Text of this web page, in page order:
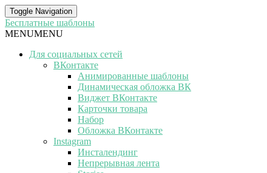
Toggle Navigation
Бесплатные шаблоны
MENUMENU
Для социальных сетей
ВКонтакте
Анимированные шаблоны
Динамическая обложка ВК
Виджет ВКонтакте
Карточки товара
Набор
Обложка ВКонтакте
Instagram
Инсталендинг
Непрерывная лента